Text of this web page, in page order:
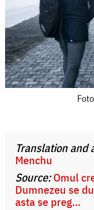
Translation and
Menchu
Source:Omul
Dumnezeu se
asta se preg…